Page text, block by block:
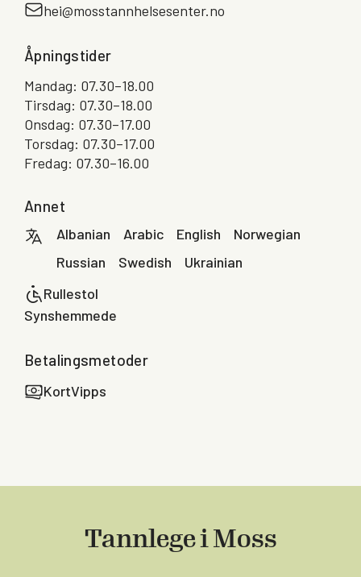
hei@mosstannhelsesenter.no
Åpningstider
Mandag: 07.30–18.00
Tirsdag: 07.30–18.00
Onsdag: 07.30–17.00
Torsdag: 07.30–17.00
Fredag: 07.30–16.00
Annet
Albanian Arabic English
Norwegian
Russian
Swedish
Ukrainian
Rullestol
Synshemmede
Betalingsmetoder
KortVipps
Tannlege i Moss